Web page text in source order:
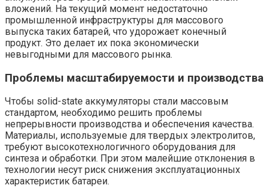
вложений. На текущий момент недостаточно
промышленной инфраструктуры для массового
выпуска таких батарей, что удорожает конечный
продукт. Это делает их пока экономически
невыгодными для массового рынка.
Проблемы масштабируемости и производства
Чтобы solid-state аккумуляторы стали массовым
стандартом, необходимо решить проблемы
непрерывности производства и обеспечения качества.
Материалы, используемые для твердых электролитов,
требуют высокотехнологичного оборудования для
синтеза и обработки. При этом малейшие отклонения в
технологии несут риск снижения эксплуатационных
характеристик батареи.